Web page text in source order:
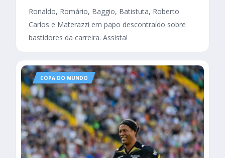
Ronaldo, Romário, Baggio, Batistuta, Roberto
Carlos e Materazzi em papo descontraído sobre
bastidores da carreira. Assista!
COPA DO MUNDO